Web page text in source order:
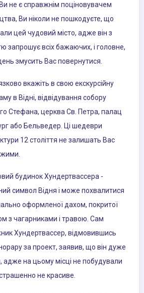
не є справжнім поціновувачем
Ви ніколи не пошкодуєте, що
цей чудовий місто, адже він з
запрошує всіх бажаючих, і головне,
змусить Вас повернутися.
вкажіть в свою екскурсійну
в Відні, відвідування собору
Стефана, церква Св. Петра, палац
або Бельведер. Ці шедеври
12 століття не залишать Вас
будинок Хундертвассера -
символ Відня і може похвалитися
оформленої дахом, покритої
з чагарниками і травою. Сам
Хундертвассер, відмовившись
за проект, заявив, що він дуже
адже на цьому місці не побудували
не красиве.